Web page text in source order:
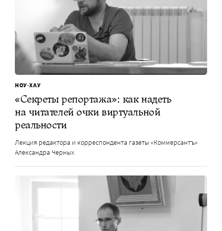
НОУ-ХАУ
«Секреты репортажа»: как надеть
на читателей очки виртуальной
реальности
Лекция редактора и корреспондента газеты «Коммерсантъ»
Александра Черных